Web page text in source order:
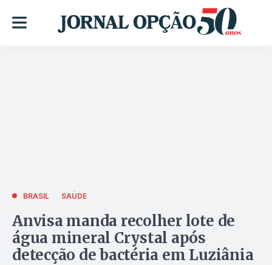
BRASIL SAÚDE
Anvisa manda recolher lote de
água mineral Crystal após
detecção de bactéria em Luziânia